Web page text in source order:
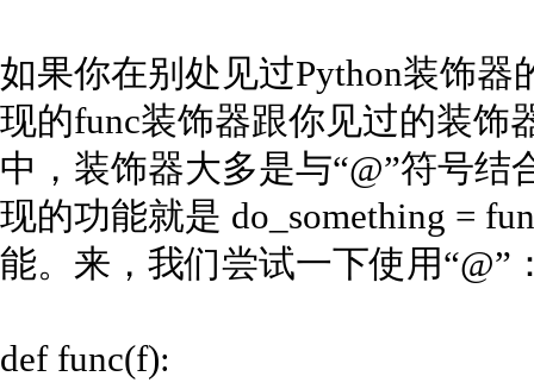
如果你在别处见过Python装饰
现的func装饰器跟你见过的装饰
中，装饰器大多是与“@”符号结
现的功能就是 do_something =
能。来，我们尝试一下使用“@”
def func(f):